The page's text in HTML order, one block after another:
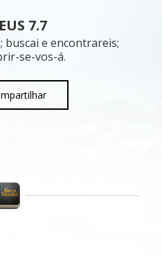
7.7
buscai e encontrareis;
se-vos-á.